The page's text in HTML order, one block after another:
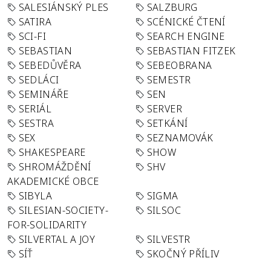
SALESIÁNSKÝ PLES
SALZBURG
SATIRA
SCÉNICKÉ ČTENÍ
SCI-FI
SEARCH ENGINE
SEBASTIAN
SEBASTIAN FITZEK
SEBEDŮVĚRA
SEBEOBRANA
SEDLÁCI
SEMESTR
SEMINÁŘE
SEN
SERIÁL
SERVER
SESTRA
SETKÁNÍ
SEX
SEZNAMOVÁK
SHAKESPEARE
SHOW
SHROMÁŽDĚNÍ
AKADEMICKÉ OBCE
SHV
SIBYLA
SIGMA
SILESIAN-SOCIETY-
FOR-SOLIDARITY
SILSOC
SILVERTAL A JOY
SILVESTR
SÍŤ
SKOČNÝ PŘÍLIV